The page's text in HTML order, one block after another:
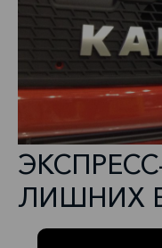
ЛИШНИХ